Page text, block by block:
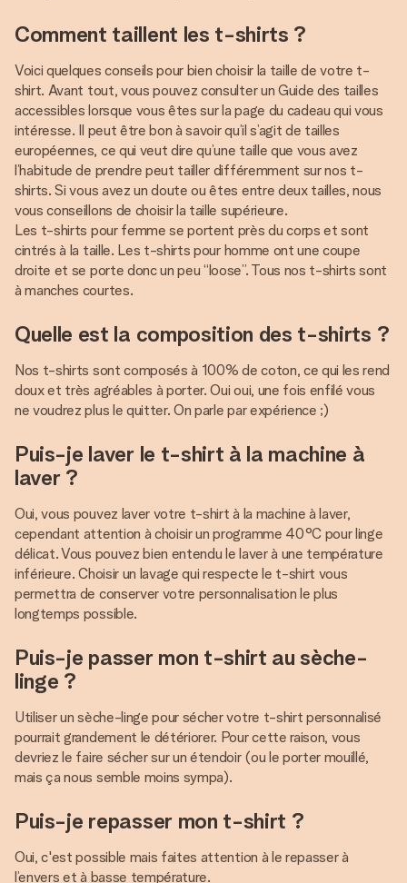
Comment taillent les t-shirts ?
Voici quelques conseils pour bien choisir la taille de votre t-
shirt. Avant tout, vous pouvez consulter un Guide des tailles
accessibles lorsque vous êtes sur la page du cadeau qui vous
intéresse. Il peut être bon à savoir qu’il s’agit de tailles
européennes, ce qui veut dire qu’une taille que vous avez
l’habitude de prendre peut tailler différemment sur nos t-
shirts. Si vous avez un doute ou êtes entre deux tailles, nous
vous conseillons de choisir la taille supérieure.
Les t-shirts pour femme se portent près du corps et sont
cintrés à la taille. Les t-shirts pour homme ont une coupe
droite et se porte donc un peu “loose”. Tous nos t-shirts sont
à manches courtes.
Quelle est la composition des t-shirts ?
Nos t-shirts sont composés à 100% de coton, ce qui les rend
doux et très agréables à porter. Oui oui, une fois enfilé vous
ne voudrez plus le quitter. On parle par expérience ;)
Puis-je laver le t-shirt à la machine à
laver ?
Oui, vous pouvez laver votre t-shirt à la machine à laver,
cependant attention à choisir un programme 40°C pour linge
délicat. Vous pouvez bien entendu le laver à une température
inférieure. Choisir un lavage qui respecte le t-shirt vous
permettra de conserver votre personnalisation le plus
longtemps possible.
Puis-je passer mon t-shirt au sèche-
linge ?
Utiliser un sèche-linge pour sécher votre t-shirt personnalisé
pourrait grandement le détériorer. Pour cette raison, vous
devriez le faire sécher sur un étendoir (ou le porter mouillé,
mais ça nous semble moins sympa).
Puis-je repasser mon t-shirt ?
Oui, c'est possible mais faites attention à le repasser à
l’envers et à basse température.